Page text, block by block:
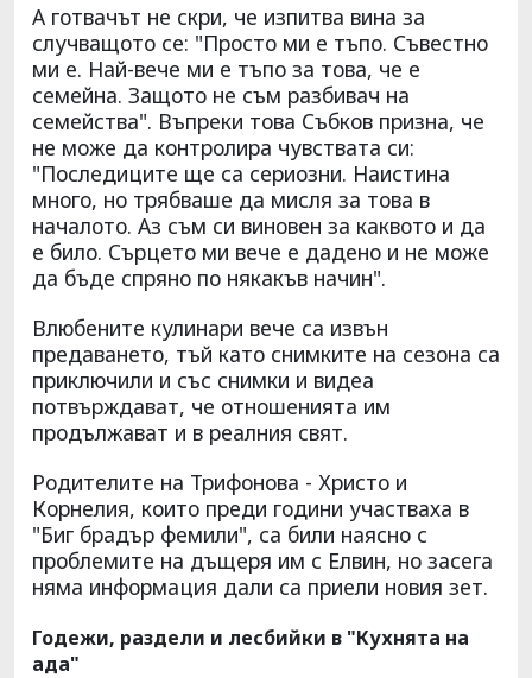
А готвачът не скри, че изпитва вина за
случващото се: "Просто ми е тъпо. Съвестно
ми е. Най-вече ми е тъпо за това, че е
семейна. Защото не съм разбивач на
семейства". Въпреки това Събков призна, че
не може да контролира чувствата си:
"Последиците ще са сериозни. Наистина
много, но трябваше да мисля за това в
началото. Аз съм си виновен за каквото и да
е било. Сърцето ми вече е дадено и не може
да бъде спряно по някакъв начин".
Влюбените кулинари вече са извън
предаването, тъй като снимките на сезона са
приключили и със снимки и видеа
потвърждават, че отношенията им
продължават и в реалния свят.
Родителите на Трифонова - Христо и
Корнелия, които преди години участваха в
"Биг брадър фемили", са били наясно с
проблемите на дъщеря им с Елвин, но засега
няма информация дали са приели новия зет.
Годежи, раздели и лесбийки в "Кухнята на
ада"